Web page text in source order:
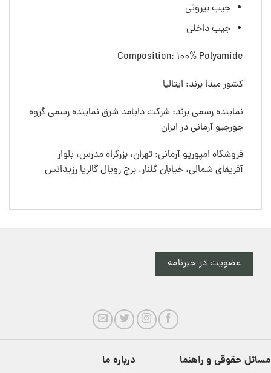
جیب بیرونی
جیب داخلی
Composition: 100% Polyamide
کشور مبدا برند: ایتالیا
نماینده رسمی برند: شرکت دایامد شرق نماینده رسمی گروه
جورجیو آرمانی در ایران
فروشگاه امپوریو آرمانی: تهران، بزرگراه مدرس، بلوار
آفریقای شمالی، خیابان گلنار، برج رویال گالریا رزیدانس
عضویت در خبرنامه
مسائل حقوقی و راهنما درباره ما